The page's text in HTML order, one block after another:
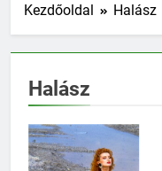
Kezdőoldal Halász
Halász